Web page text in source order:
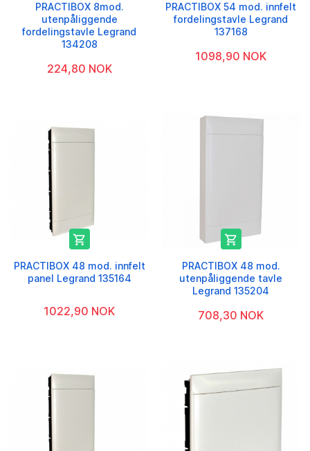
PRACTIBOX 8mod.
utenpåliggende
fordelingstavle Legrand
134208
224,80 NOK
PRACTIBOX 54 mod. innfelt
fordelingstavle Legrand
137168
1098,90 NOK

PRACTIBOX 48 mod. innfelt
panel Legrand 135164
1022,90 NOK

PRACTIBOX 48 mod.
utenpåliggende tavle
Legrand 135204
708,30 NOK